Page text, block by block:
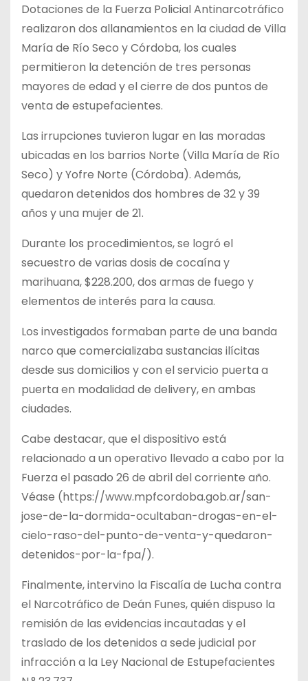
Dotaciones de la Fuerza Policial Antinarcotráfico
realizaron dos allanamientos en la ciudad de Villa
María de Río Seco y Córdoba, los cuales
permitieron la detención de tres personas
mayores de edad y el cierre de dos puntos de
venta de estupefacientes.
Las irrupciones tuvieron lugar en las moradas
ubicadas en los barrios Norte (Villa María de Río
Seco) y Yofre Norte (Córdoba). Además,
quedaron detenidos dos hombres de 32 y 39
años y una mujer de 21.
Durante los procedimientos, se logró el
secuestro de varias dosis de cocaína y
marihuana, $228.200, dos armas de fuego y
elementos de interés para la causa.
Los investigados formaban parte de una banda
narco que comercializaba sustancias ilícitas
desde sus domicilios y con el servicio puerta a
puerta en modalidad de delivery, en ambas
ciudades.
Cabe destacar, que el dispositivo está
relacionado a un operativo llevado a cabo por la
Fuerza el pasado 26 de abril del corriente año.
Véase (https://www.mpfcordoba.gob.ar/san-
jose-de-la-dormida-ocultaban-drogas-en-el-
cielo-raso-del-punto-de-venta-y-quedaron-
detenidos-por-la-fpa/).
Finalmente, intervino la Fiscalía de Lucha contra
el Narcotráfico de Deán Funes, quién dispuso la
remisión de las evidencias incautadas y el
traslado de los detenidos a sede judicial por
infracción a la Ley Nacional de Estupefacientes